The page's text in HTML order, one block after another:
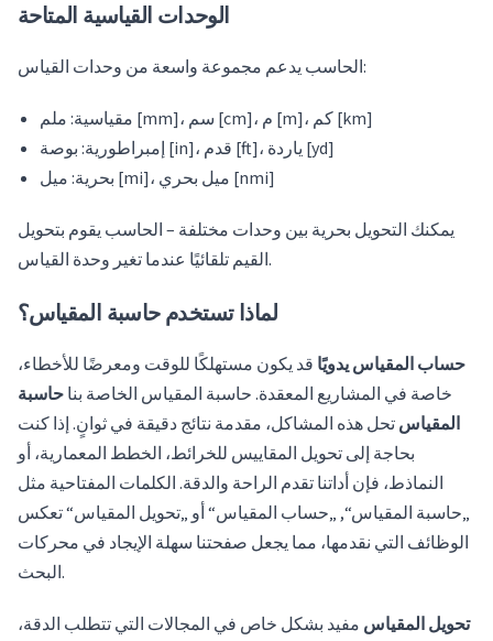
الوحدات القياسية المتاحة
الحاسب يدعم مجموعة واسعة من وحدات القياس:
مقياسية: ملم [mm]، سم [cm]، م [m]، كم [km]
إمبراطورية: بوصة [in]، قدم [ft]، ياردة [yd]
بحرية: ميل [mi]، ميل بحري [nmi]
يمكنك التحويل بحرية بين وحدات مختلفة – الحاسب يقوم بتحويل
القيم تلقائيًا عندما تغير وحدة القياس.
لماذا تستخدم حاسبة المقياس؟
حساب المقياس يدويًا قد يكون مستهلكًا للوقت ومعرضًا للأخطاء،
خاصة في المشاريع المعقدة. حاسبة المقياس الخاصة بناحاسبة
المقياستحل هذه المشاكل، مقدمة نتائج دقيقة في ثوانٍ. إذا كنت
بحاجة إلى تحويل المقاييس للخرائط، الخطط المعمارية، أو
النماذط، فإن أداتنا تقدم الراحة والدقة. الكلمات المفتاحية مثل
„حاسبة المقياس“, „حساب المقياس“ أو „تحويل المقياس“ تعكس
الوظائف التي نقدمها، مما يجعل صفحتنا سهلة الإيجاد في محركات
البحث.
تحويل المقياس مفيد بشكل خاص في المجالات التي تتطلب الدقة،